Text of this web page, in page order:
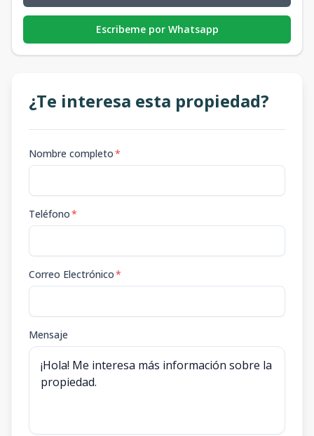
Escribeme por Whatsapp
¿Te interesa esta propiedad?
Nombre completo*
Teléfono*
Correo Electrónico*
Mensaje